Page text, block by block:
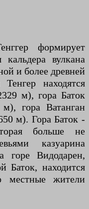
формирует
вулкана
и более древней
находятся
м), гора Баток
гора Ватанган
м). Гора Баток -
больше не
казуарина
горе Видодарен,
Баток, находится
местные жители